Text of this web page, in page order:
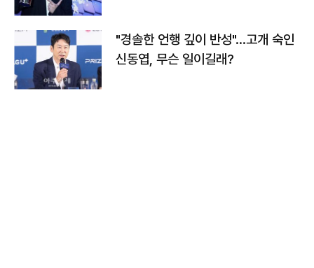
"경솔한 언행 깊이 반성"…고개 숙인
신동엽, 무슨 일이길래?